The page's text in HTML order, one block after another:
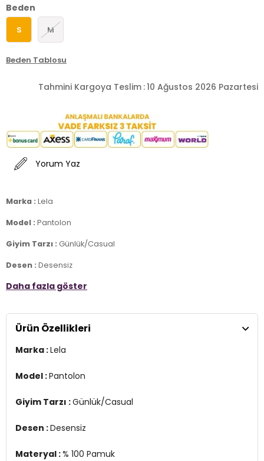
Beden
S M
Beden Tablosu
Tahmini Kargoya Teslim :10 Ağustos 2026 Pazartesi
Yorum Yaz
Marka : Lela
Model : Pantolon
Giyim Tarzı : Günlük/Casual
Desen : Desensiz
Materyal :% 100 Pamuk
Cep Bilgisi :Çift Cepli
Kalıp Bilgisi : Relaxed Fit, Yüksek Bel, Bol Paça
Detay:
-Saçaklı geniş paçalar
Basen : 92 cm / Beden : S
2DY668YP5275.34
Daha fazla göster
Ürün Özellikleri
Marka :Lela
Model :Pantolon
Giyim Tarzı :Günlük/Casual
Desen :Desensiz
Materyal :% 100 Pamuk